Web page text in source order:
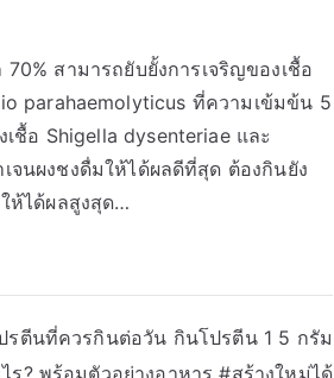
สามารถยับยั้งการเจริญของเชื้อ
parahaemolyticus ที่ความเข้มข้น 5
ชื้อ Shigella dysenteriae และ
จนผงชงดื่มให้ได้ผลดีที่สุด ต้องกินยัง
ห้ได้ผลสูงสุด…
ตีนที่ควรกินต่อวัน กินโปรตีน 1 5 กรัม